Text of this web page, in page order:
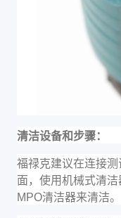
清洁设备和步骤：
福禄克建议在连接
面，使用机械式清洁
MPO清洁器来清洁。